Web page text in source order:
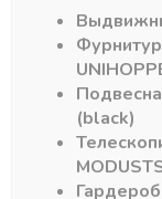
круп.сетка
700-420
скрытого
доводчиком
В наличии
10364,38₽
(black)
MODUS